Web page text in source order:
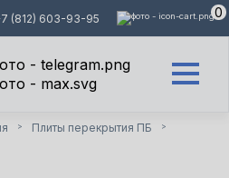
(812) 603-93-95 0
> Плиты перекрытия ПБ >